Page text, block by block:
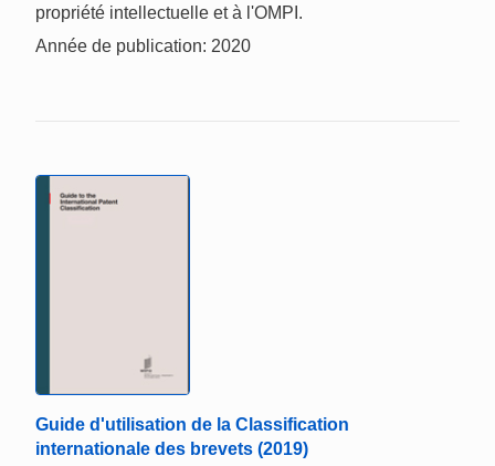
propriété intellectuelle et à l'OMPI.
Année de publication: 2020
Guide d'utilisation de la Classification
internationale des brevets (2019)